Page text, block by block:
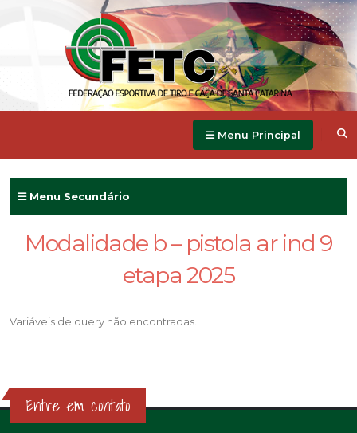
Menu Principal
Menu Secundário
Modalidade b – pistola ar ind 9
etapa 2025
Variáveis de query não encontradas.
Entre em contato